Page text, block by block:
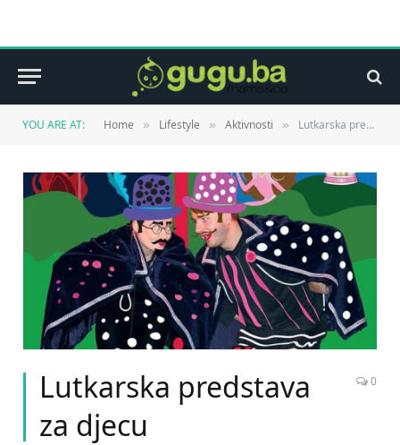
YOU ARE AT: Home » Lifestyle » Aktivnosti » Lutkarska predstava za djecu
Lutkarska predstava
za djecu
0